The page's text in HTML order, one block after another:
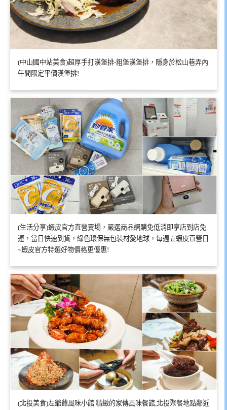
(中山國中站美食)超厚手打漢堡排-粗堡漢堡排，隱身於松山巷弄內
午間限定平價漢堡排!
(生活分享)蝦皮官方直營賣場，嚴選商品網購免低消即享店到店免
運，當日快速到貨，綠色環保無包裝材愛地球，每週五蝦皮直營日
~蝦皮官方特選好物價格更優惠!
(北投美食)左爺爺風味小館 精緻的家傳風味餐館,北投聚餐地點鄰近